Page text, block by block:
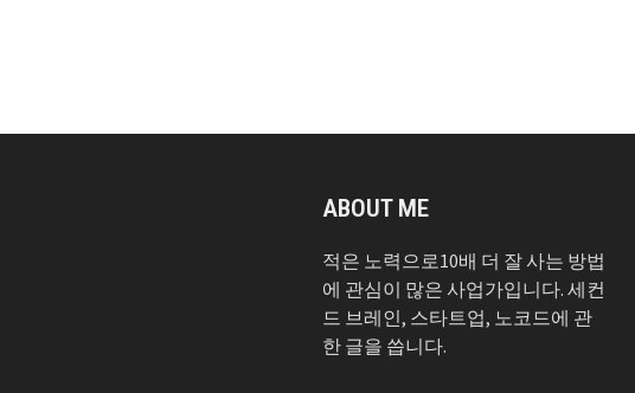
ABOUT ME
적은 노력으로10배 더 잘 사는 방법
에 관심이 많은 사업가입니다. 세컨
드 브레인, 스타트업, 노코드에 관
한 글을 씁니다.